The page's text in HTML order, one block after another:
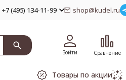
+7 (495) 134-11-99 shop@kudel.ru
Войти Сравнение
Товары по акции